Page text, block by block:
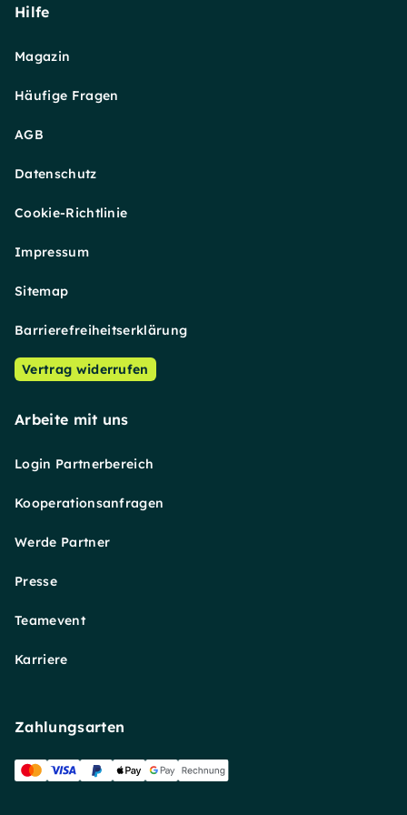
Hilfe
Magazin
Häufige Fragen
AGB
Datenschutz
Cookie-Richtlinie
Impressum
Sitemap
Barrierefreiheitserklärung
Vertrag widerrufen
Arbeite mit uns
Login Partnerbereich
Kooperationsanfragen
Werde Partner
Presse
Teamevent
Karriere
Zahlungsarten